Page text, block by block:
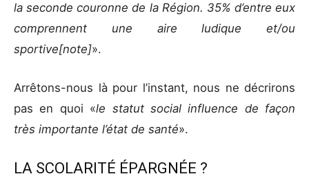
la seconde couronne de la Région. 35% d’entre eux
comprennent une aire ludique et/ou
sportive[note]».
Arrêtons-nous là pour l’instant, nous ne décrirons
pas en quoi «le statut social influence de façon
très importante l’état de santé».
LA SCOLARITÉ ÉPARGNÉE ?